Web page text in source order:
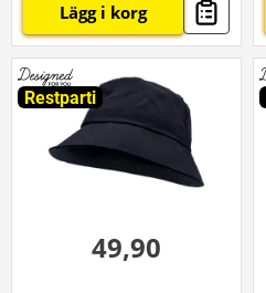
Lägg i korg
Restparti
49,90